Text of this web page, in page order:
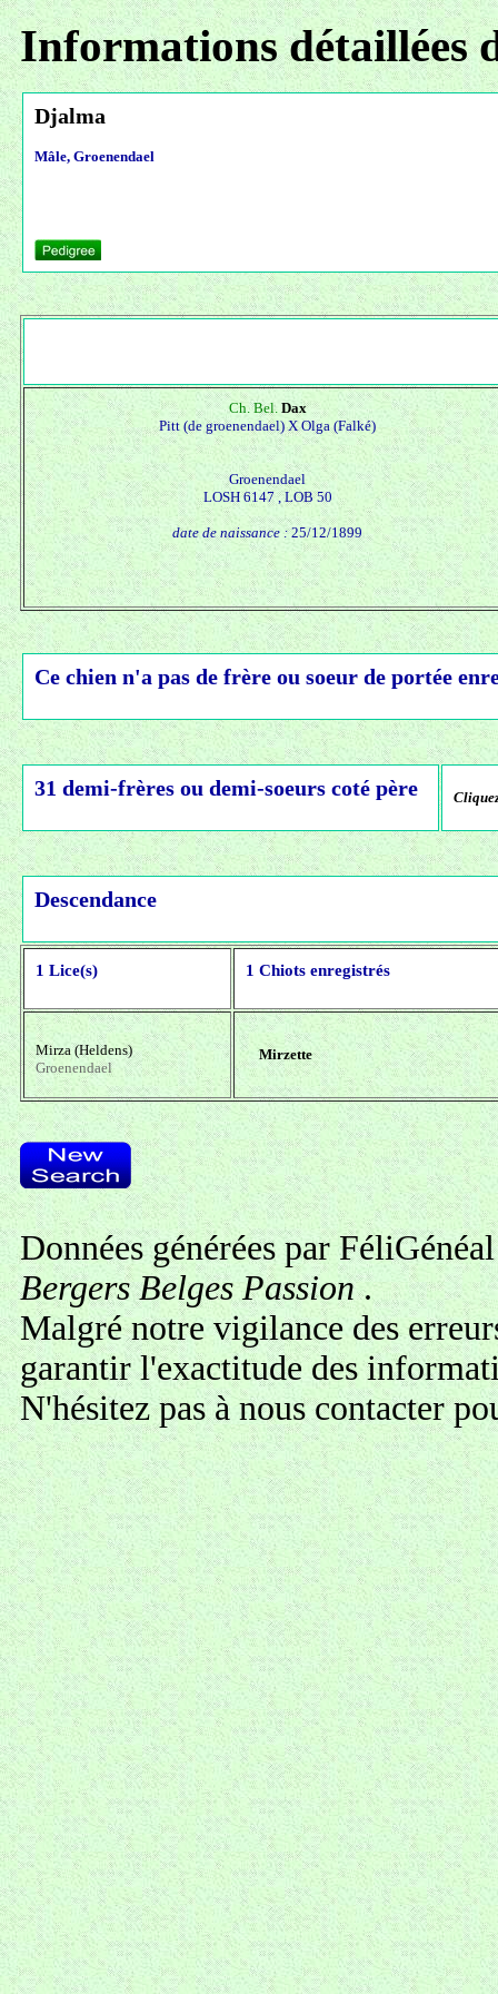
Informations détaillées
Djalma
Mâle, Groenendael
Ch. Bel. Dax
Pitt (de groenendael) XOlga (Falké)
Groenendael
LOSH 6147 , LOB 50
date de naissance :25/12/1899
Ce chien n'a pas de frère ou soeur de portée
31 demi-frères ou demi-soeurs coté père
Descendance
1 Lice(s) 1 Chiots enregistrés
Mirza (Heldens)
Groenendael
Mirzette
Données générées par
Bergers Belges Passion.
Malgré notre vigilance des
garantir l'exactitude des
N'hésitez pas ànous contacter